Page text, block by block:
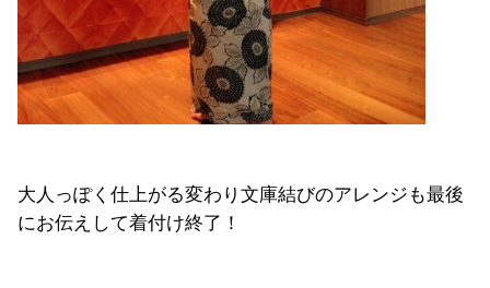
大人っぽく仕上がる変わり文庫結びのアレンジも最後
にお伝えして着付け終了！